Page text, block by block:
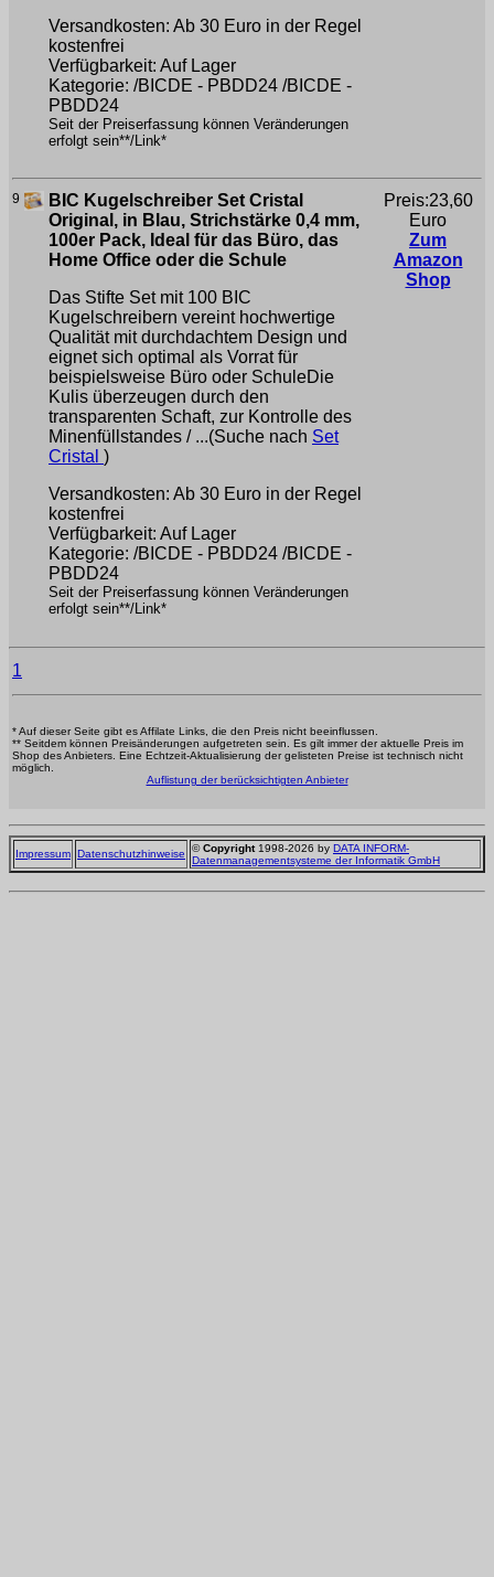
Versandkosten: Ab 30 Euro in der Regel
kostenfrei
Verfügbarkeit: Auf Lager
Kategorie: /BICDE - PBDD24 /BICDE -
PBDD24
Seit der Preiserfassung können Veränderungen
erfolgt sein**/Link*
9
BIC Kugelschreiber Set Cristal
Original, in Blau, Strichstärke 0,4 mm,
100er Pack, Ideal für das Büro, das
Home Office oder die Schule
Das Stifte Set mit 100 BIC
Kugelschreibern vereint hochwertige
Qualität mit durchdachtem Design und
eignet sich optimal als Vorrat für
beispielsweise Büro oder SchuleDie
Kulis überzeugen durch den
transparenten Schaft, zur Kontrolle des
Minenfüllstandes / ...(Suche nach Set
Cristal )
Versandkosten: Ab 30 Euro in der Regel
kostenfrei
Verfügbarkeit: Auf Lager
Kategorie: /BICDE - PBDD24 /BICDE -
PBDD24
Seit der Preiserfassung können Veränderungen
erfolgt sein**/Link*
Preis:23,60
Euro
Zum
Amazon
Shop
1
* Auf dieser Seite gibt es Affilate Links, die den Preis nicht beeinflussen.
** Seitdem können Preisänderungen aufgetreten sein. Es gilt immer der aktuelle Preis im
Shop des Anbieters. Eine Echtzeit-Aktualisierung der gelisteten Preise ist technisch nicht
möglich.
Auflistung der berücksichtigten Anbieter
Impressum Datenschutzhinweise ©Copyright1998-2026 by DATA INFORM-
Datenmanagementsysteme der Informatik GmbH